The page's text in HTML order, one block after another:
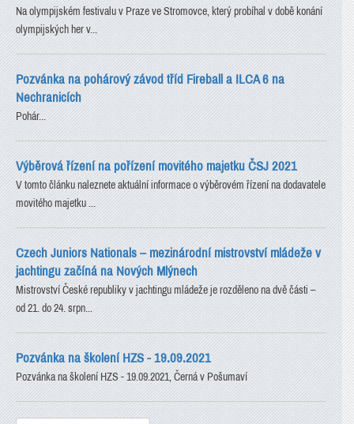
Na olympijském festivalu v Praze ve Stromovce, který probíhal v době konání
olympijských her v...
Pozvánka na pohárový závod tříd Fireball a ILCA 6 na
Nechranicích
Pohár...
Výběrová řízení na pořízení movitého majetku ČSJ 2021
V tomto článku naleznete aktuální informace o výběrovém řízení na dodavatele
movitého majetku ...
Czech Juniors Nationals – mezinárodní mistrovství mládeže v
jachtingu začíná na Nových Mlýnech
Mistrovství České republiky v jachtingu mládeže je rozděleno na dvě části –
od 21. do 24. srpn...
Pozvánka na školení HZS - 19.09.2021
Pozvánka na školení HZS - 19.09.2021, Černá v Pošumaví